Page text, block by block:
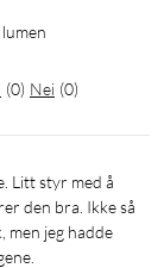
(0) Nei (0)
den bra. Ikke så
jeg hadde